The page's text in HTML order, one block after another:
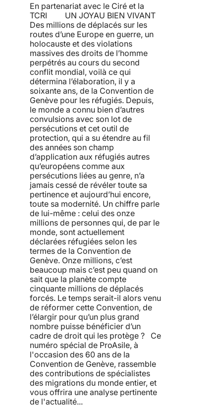
En partenariat avec le Ciré et la
TCRI UN JOYAU BIEN VIVANT
Des millions de déplacés sur les
routes d’une Europe en guerre, un
holocauste et des violations
massives des droits de l’homme
perpétrés au cours du second
conflit mondial, voilà ce qui
détermina l’élaboration, il y a
soixante ans, de la Convention de
Genève pour les réfugiés. Depuis,
le monde a connu bien d’autres
convulsions avec son lot de
persécutions et cet outil de
protection, qui a su étendre au fil
des années son champ
d’application aux réfugiés autres
qu’européens comme aux
persécutions liées au genre, n’a
jamais cessé de révéler toute sa
pertinence et aujourd’hui encore,
toute sa modernité. Un chiffre parle
de lui-même : celui des onze
millions de personnes qui, de par le
monde, sont actuellement
déclarées réfugiées selon les
termes de la Convention de
Genève. Onze millions, c’est
beaucoup mais c’est peu quand on
sait que la planète compte
cinquante millions de déplacés
forcés. Le temps serait-il alors venu
de réformer cette Convention, de
l’élargir pour qu’un plus grand
nombre puisse bénéficier d’un
cadre de droit qui les protège ? Ce
numéro spécial de ProAsile, à
l'occasion des 60 ans de la
Convention de Genève, rassemble
des contributions de spécialistes
des migrations du monde entier, et
vous offrira une analyse pertinente
de l'actualité...